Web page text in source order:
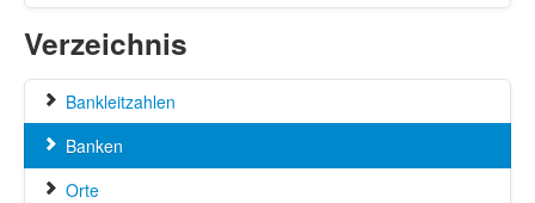
Verzeichnis
Bankleitzahlen
Banken
Orte